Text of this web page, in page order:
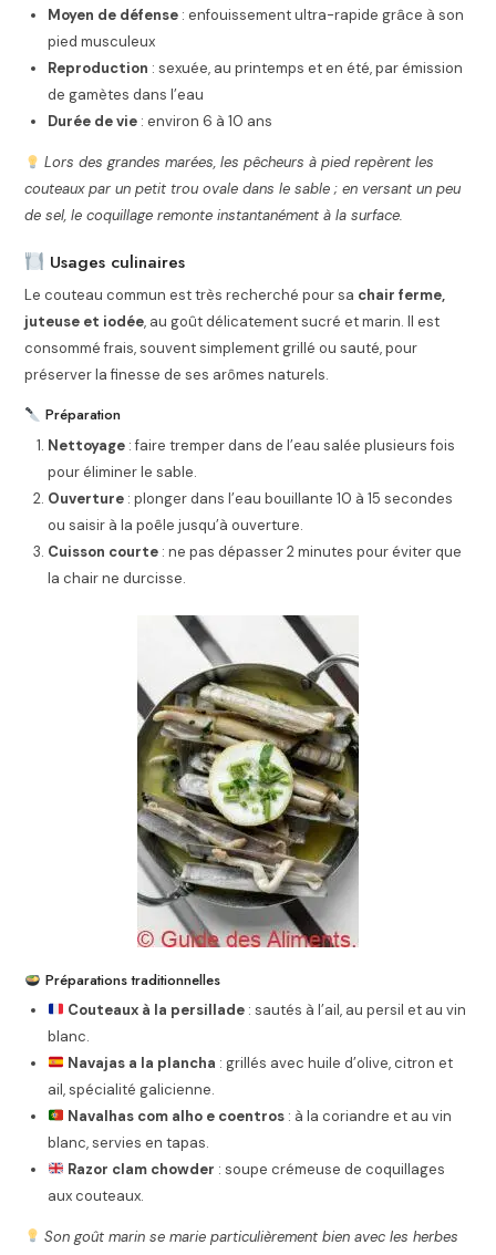
Moyen de défense : enfouissement ultra-rapide grâce à son
pied musculeux
Reproduction : sexuée, au printemps et en été, par émission
de gamètes dans l’eau
Durée de vie : environ 6 à 10 ans
Lors des grandes marées, les pêcheurs à pied repèrent les
couteaux par un petit trou ovale dans le sable ; en versant un peu
de sel, le coquillage remonte instantanément à la surface.
Usages culinaires
Le couteau commun est très recherché pour sa chair ferme,
juteuse et iodée, au goût délicatement sucré et marin. Il est
consommé frais, souvent simplement grillé ou sauté, pour
préserver la finesse de ses arômes naturels.
Préparation
Nettoyage : faire tremper dans de l’eau salée plusieurs fois
pour éliminer le sable.
Ouverture : plonger dans l’eau bouillante 10 à 15 secondes
ou saisir à la poêle jusqu’à ouverture.
Cuisson courte : ne pas dépasser 2 minutes pour éviter que
la chair ne durcisse.
Préparations traditionnelles
Couteaux à la persillade : sautés à l’ail, au persil et au vin
blanc.
Navajas a la plancha : grillés avec huile d’olive, citron et
ail, spécialité galicienne.
Navalhas com alho e coentros : à la coriandre et au vin
blanc, servies en tapas.
Razor clam chowder : soupe crémeuse de coquillages
aux couteaux.
Son goût marin se marie particulièrement bien avec les herbes